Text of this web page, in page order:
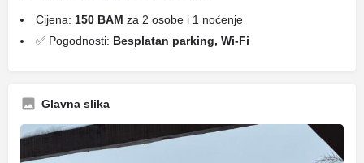
Cijena: 150 BAM za 2 osobe i 1 noćenje
✅ Pogodnosti: Besplatan parking, Wi-Fi
Glavna slika